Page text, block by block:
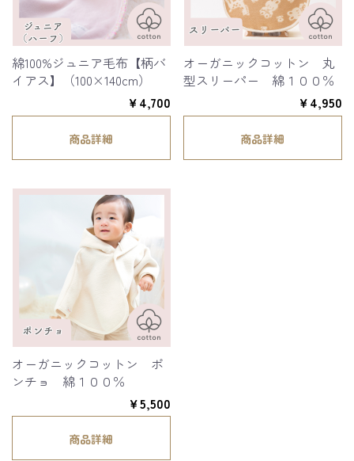
綿100%ジュニア毛布【柄バ
イアス】（100×140cm）
￥4,700
商品詳細
オーガニックコットン 丸
型スリーパー 綿１００％
￥4,950
商品詳細
オーガニックコットン ポ
ンチョ 綿１００％
￥5,500
商品詳細